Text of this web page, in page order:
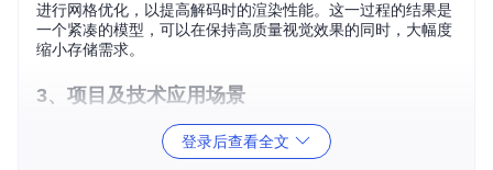
进行网格优化，以提高解码时的渲染性能。这一过程的结果是
一个紧凑的模型，可以在保持高质量视觉效果的同时，大幅度
缩小存储需求。
3、项目及技术应用场景
VQ-DVGO的潜在应用场景广泛，包括：
登录后查看全文